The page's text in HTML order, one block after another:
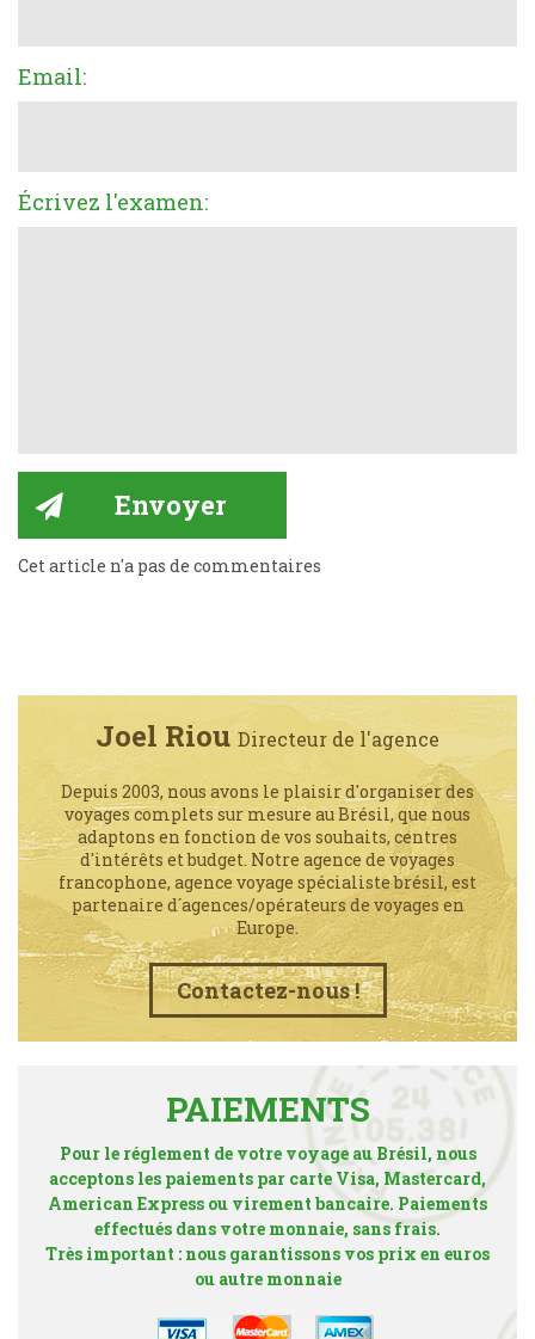
Email:
Écrivez l'examen:
Cet article n'a pas de commentaires
Joel Riou Directeur de l'agence
Depuis 2003, nous avons le plaisir d'organiser des
voyages complets sur mesure au Brésil, que nous
adaptons en fonction de vos souhaits, centres
d'intérêts et budget. Notre agence de voyages
francophone, agence voyage spécialiste brésil, est
partenaire d´agences/opérateurs de voyages en
Europe.
Contactez-nous !
PAIEMENTS
Pour le réglement de votre voyage au Brésil, nous
acceptons les paiements par carte Visa, Mastercard,
American Express ou virement bancaire. Paiements
effectués dans votre monnaie, sans frais.
Très important : nous garantissons vos prix en euros
ou autre monnaie